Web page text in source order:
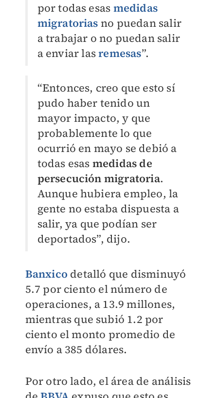
por todas esas medidas
migratorias no puedan salir
a trabajar o no puedan salir
a enviar lasremesas”.
“Entonces, creo que esto sí
pudo haber tenido un
mayor impacto, y que
probablemente lo que
ocurrió en mayo se debió a
todas esas medidas de
persecución migratoria.
Aunque hubiera empleo, la
gente no estaba dispuesta a
salir, ya que podían ser
deportados”, dijo.
Banxico detalló que disminuyó
5.7 por ciento el número de
operaciones, a 13.9 millones,
mientras que subió 1.2 por
ciento el monto promedio de
envío a 385 dólares.
Por otro lado, el área de análisis